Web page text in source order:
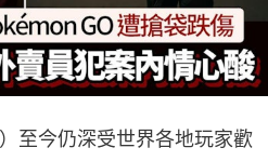
至今仍深受世界各地玩家歡